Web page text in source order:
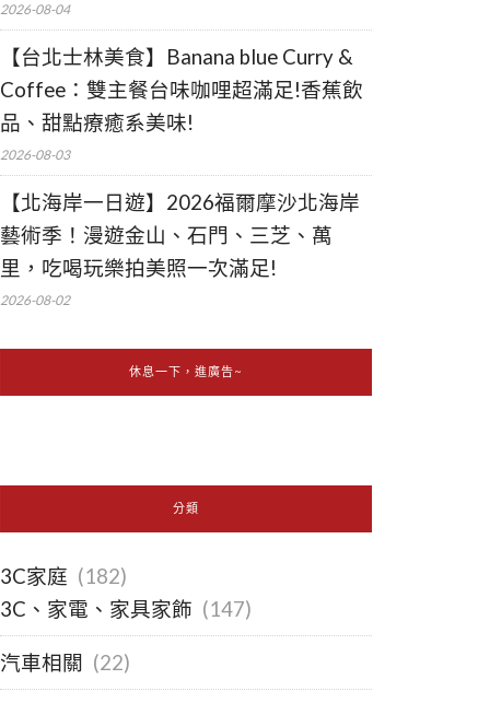
2026-08-04
【台北士林美食】Banana blue Curry &
Coffee：雙主餐台味咖哩超滿足!香蕉飲
品、甜點療癒系美味!
2026-08-03
【北海岸一日遊】2026福爾摩沙北海岸
藝術季！漫遊金山、石門、三芝、萬
里，吃喝玩樂拍美照一次滿足!
2026-08-02
休息一下，進廣告~
分類
3C家庭 (182)
3C、家電、家具家飾 (147)
汽車相關 (22)